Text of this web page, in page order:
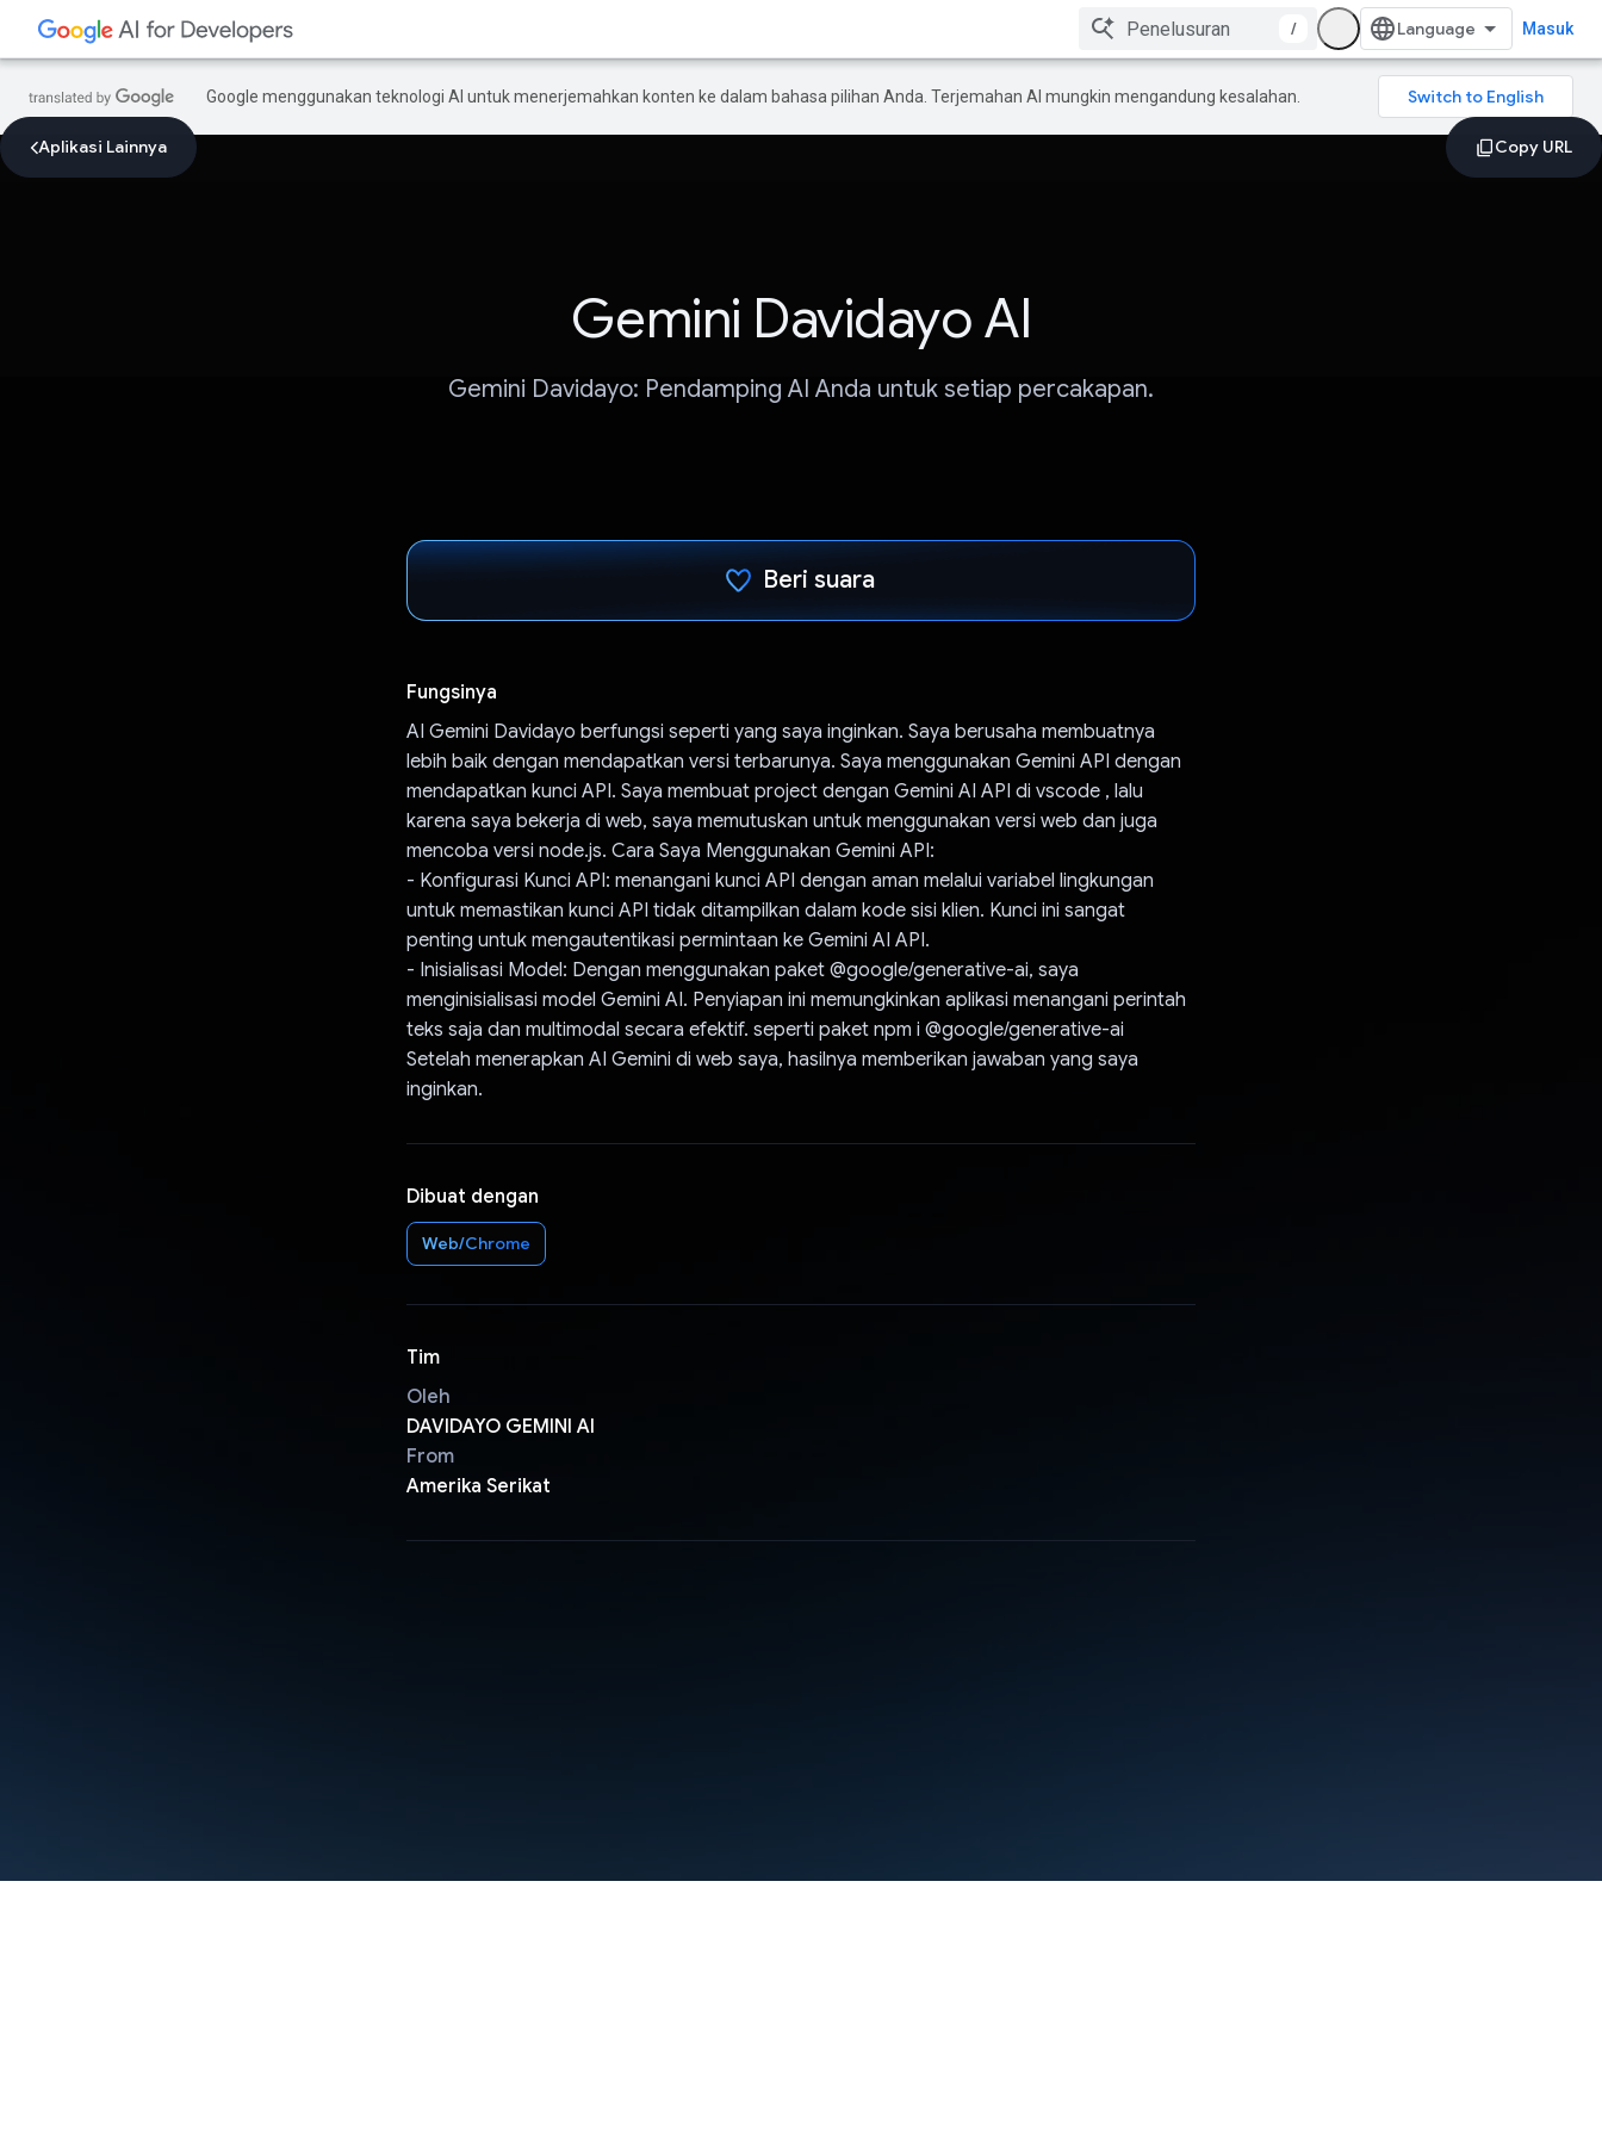
/ Masuk
Google menggunakan teknologi AI untuk menerjemahkan konten ke dalam bahasa pilihan Anda. Terjemahan AI mungkin mengandung kesalahan.
Aplikasi Lainnya
Gemini Davidayo AI
Gemini Davidayo: Pendamping AI Anda untuk setiap percakapan.
Beri suara
Fungsinya
AI Gemini Davidayo berfungsi seperti yang saya inginkan. Saya berusaha membuatnya
lebih baik dengan mendapatkan versi terbarunya. Saya menggunakan Gemini API dengan
mendapatkan kunci API. Saya membuat project dengan Gemini AI API di vscode , lalu
karena saya bekerja di web, saya memutuskan untuk menggunakan versi web dan juga
mencoba versi node.js. Cara Saya Menggunakan Gemini API:
- Konfigurasi Kunci API: menangani kunci API dengan aman melalui variabel lingkungan
untuk memastikan kunci API tidak ditampilkan dalam kode sisi klien. Kunci ini sangat
penting untuk mengautentikasi permintaan ke Gemini AI API.
- Inisialisasi Model: Dengan menggunakan paket @google/generative-ai, saya
menginisialisasi model Gemini AI. Penyiapan ini memungkinkan aplikasi menangani perintah
teks saja dan multimodal secara efektif. seperti paket npm i @google/generative-ai
Setelah menerapkan AI Gemini di web saya, hasilnya memberikan jawaban yang saya
inginkan.
Dibuat dengan
Web/Chrome
Tim
Oleh
DAVIDAYO GEMINI AI
From
Amerika Serikat